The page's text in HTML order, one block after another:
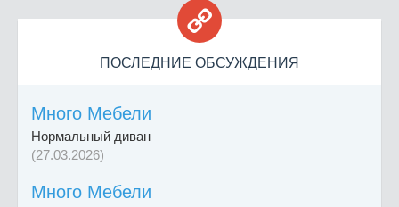

ПОСЛЕДНИЕ ОБСУЖДЕНИЯ
Много Мебели
Нормальный диван
(27.03.2026)
Много Мебели